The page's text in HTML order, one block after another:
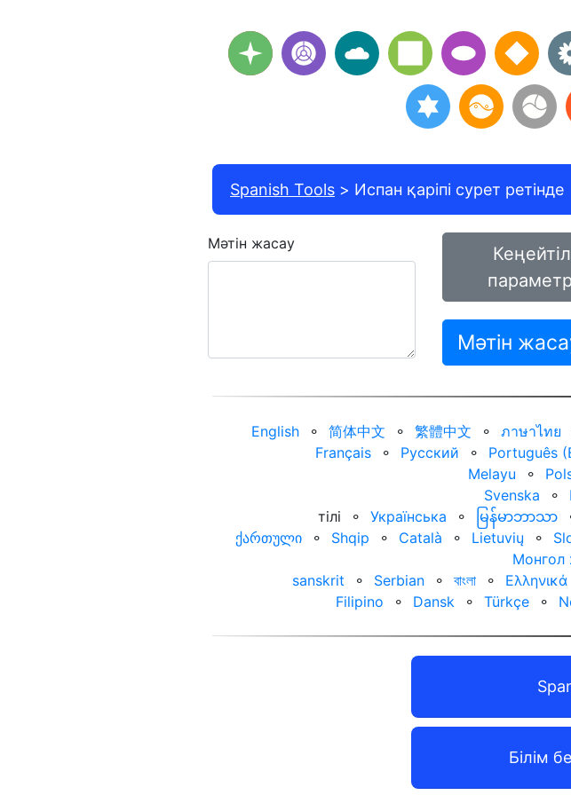
Spanish Tools Испан қаріпі сурет ретінде
Мәтін жасау
Мәтін
English ⚬ 简体中文 ⚬ 繁體中文 ⚬ ภาษาไทย
Français
⚬ Русский ⚬ Português
Melayu
⚬
Svenska
⚬
тілі
⚬ Українська ⚬ မြန်မာဘာသာ
ქართული
⚬ Shqip ⚬ Català ⚬ Lietuvių ⚬
Монгол
sanskrit
⚬ Serbian ⚬ বাংলা ⚬ Ελληνικά
Filipino
⚬ Dansk ⚬ Türkçe ⚬
Білім